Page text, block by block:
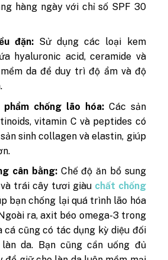
hàng ngày với chỉ số SPF 30
đặn:Sử dụng các loại kem
hyaluronic acid, ceramide và
da để duy trì độ ẩm và độ
chống lão hóa:Các sản
vitamin C và peptides có
sinh collagen và elastin, giúp
cân bằng: Chế độ ăn bổ sung
và trái cây tươi giàu chất chống
bạn chống lại quá trình lão hóa
ra, axit béo omega-3 trong
cá cũng có tác dụng kỳ diệu đối
da. Bạn cũng cần uống đủ